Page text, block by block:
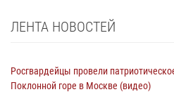
ЛЕНТА НОВОСТЕЙ
Росгвардейцы провели
Поклонной горе в Москве (видео)